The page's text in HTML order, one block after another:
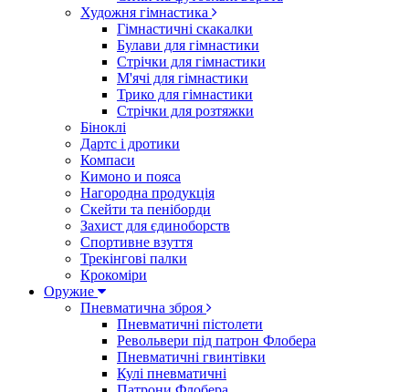
Художня гімнастика
Гімнастичні скакалки
Булави для гімнастики
Стрічки для гімнастики
М'ячі для гімнастики
Трико для гімнастики
Стрічки для розтяжки
Біноклі
Дартс і дротики
Компаси
Кимоно и пояса
Нагородна продукція
Скейти та пеніборди
Захист для єдиноборств
Спортивне взуття
Трекінгові палки
Крокоміри
Оружие
Пневматична зброя
Пневматичні пістолети
Револьвери під патрон Флобера
Пневматичні гвинтівки
Кулі пневматичні